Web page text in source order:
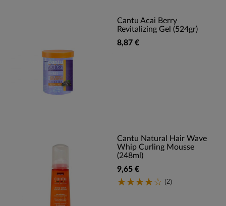
Cantu Acai Berry
Revitalizing Gel (524gr)
8,87 €
Cantu Natural Hair Wave
Whip Curling Mousse
(248ml)
9,65 €
(2)